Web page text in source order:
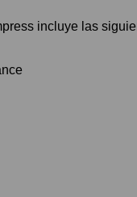
incluye las